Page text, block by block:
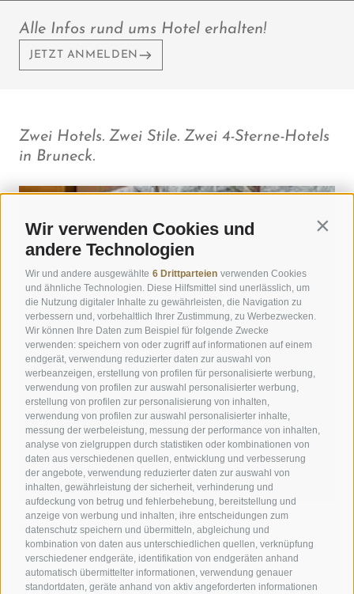
Wir verwenden Cookies und
andere Technologien
Wir und andere ausgewählte 6 Drittparteien verwenden Cookies
und ähnliche Technologien. Diese Hilfsmittel sind unerlässlich, um
die Nutzung digitaler Inhalte zu gewährleisten, die Navigation zu
verbessern und, vorbehaltlich Ihrer Zustimmung, zu Werbezwecken.
Wir können Ihre Daten zum Beispiel für folgende Zwecke
verwenden: speichern von oder zugriff auf informationen auf einem
endgerät, verwendung reduzierter daten zur auswahl von
werbeanzeigen, erstellung von profilen für personalisierte werbung,
verwendung von profilen zur auswahl personalisierter werbung,
erstellung von profilen zur personalisierung von inhalten,
verwendung von profilen zur auswahl personalisierter inhalte,
messung der werbeleistung, messung der performance von inhalten,
analyse von zielgruppen durch statistiken oder kombinationen von
daten aus verschiedenen quellen, entwicklung und verbesserung
der angebote, verwendung reduzierter daten zur auswahl von
inhalten, gewährleistung der sicherheit, verhinderung und
aufdeckung von betrug und fehlerbehebung, bereitstellung und
anzeige von werbung und inhalten, ihre entscheidungen zum
datenschutz speichern und übermitteln, abgleichung und
kombination von daten aus unterschiedlichen quellen, verknüpfung
verschiedener endgeräte, identifikation von endgeräten anhand
automatisch übermittelter informationen, verwendung genauer
standortdaten, geräte anhand von aktiv angeforderten informationen
Alle Infos rund ums Hotel erhalten!
JETZT ANMELDEN
Zwei Hotels. Zwei Stile. Zwei 4-Sterne-Hotels
in Bruneck.
Kronplatz Hotel ANDER
Ruhig wohnen nahe dem Zentrum von Bruneck
Zeitgemäßer Stil mit Sinn für Tradition
Eigener Garten mit Pool & Naturerlebnisse am Kronplatz ganz